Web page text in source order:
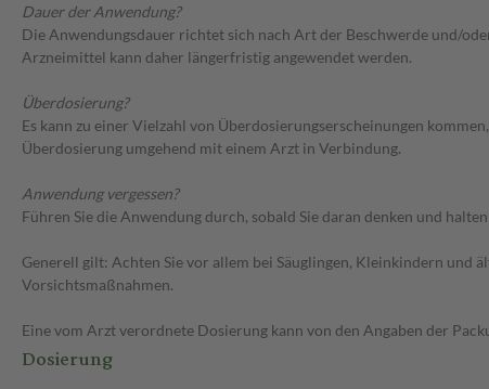
Dauer der Anwendung?
Die Anwendungsdauer richtet sich nach Art der Beschwerde und/
Arzneimittel kann daher längerfristig angewendet werden.
Überdosierung?
Es kann zu einer Vielzahl von Überdosierungserscheinungen
Überdosierung umgehend mit einem Arzt in Verbindung.
Anwendung vergessen?
Führen Sie die Anwendung durch, sobald Sie daran denken und
Generell gilt: Achten Sie vor allem bei Säuglingen, Kleinkindern und
Vorsichtsmaßnahmen.
Eine vom Arzt verordnete Dosierung kann von den Angaben der
Dosierung